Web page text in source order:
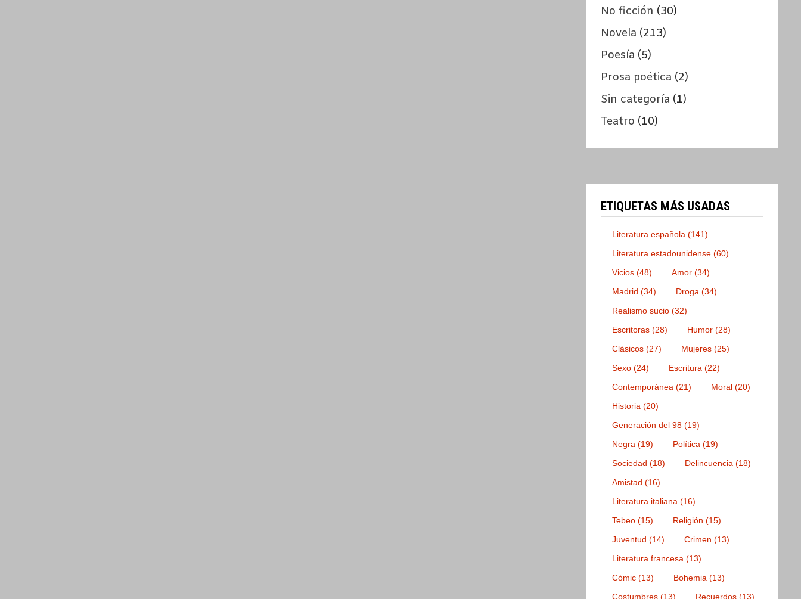
No ficción (30)
Novela (213)
Poesía (5)
Prosa poética (2)
Sin categoría (1)
Teatro (10)
ETIQUETAS MÁS USADAS
Literatura española (141)
Literatura estadounidense (60)
Vicios (48) Amor (34)
Madrid (34) Droga (34)
Realismo sucio (32)
Escritoras (28) Humor (28)
Clásicos (27) Mujeres (25)
Sexo (24) Escritura (22)
Contemporánea (21) Moral (20)
Historia (20)
Generación del 98 (19)
Negra (19) Política (19)
Sociedad (18) Delincuencia (18)
Amistad (16)
Literatura italiana (16)
Tebeo (15) Religión (15)
Juventud (14) Crimen (13)
Literatura francesa (13)
Cómic (13) Bohemia (13)
Costumbres (13) Recuerdos (13)